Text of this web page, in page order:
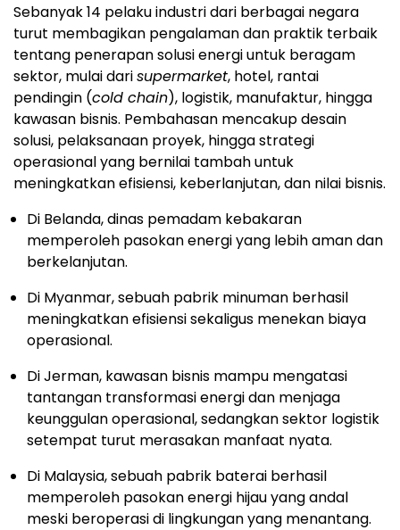
Sebanyak 14 pelaku industri dari berbagai negara
turut membagikan pengalaman dan praktik terbaik
tentang penerapan solusi energi untuk beragam
sektor, mulai darisupermarket, hotel, rantai
pendingin (cold chain), logistik, manufaktur, hingga
kawasan bisnis. Pembahasan mencakup desain
solusi, pelaksanaan proyek, hingga strategi
operasional yang bernilai tambah untuk
meningkatkan efisiensi, keberlanjutan, dan nilai bisnis.
Di Belanda, dinas pemadam kebakaran
memperoleh pasokan energi yang lebih aman dan
berkelanjutan.
Di Myanmar, sebuah pabrik minuman berhasil
meningkatkan efisiensi sekaligus menekan biaya
operasional.
Di Jerman, kawasan bisnis mampu mengatasi
tantangan transformasi energi dan menjaga
keunggulan operasional, sedangkan sektor logistik
setempat turut merasakan manfaat nyata.
Di Malaysia, sebuah pabrik baterai berhasil
memperoleh pasokan energi hijau yang andal
meski beroperasi di lingkungan yang menantang.